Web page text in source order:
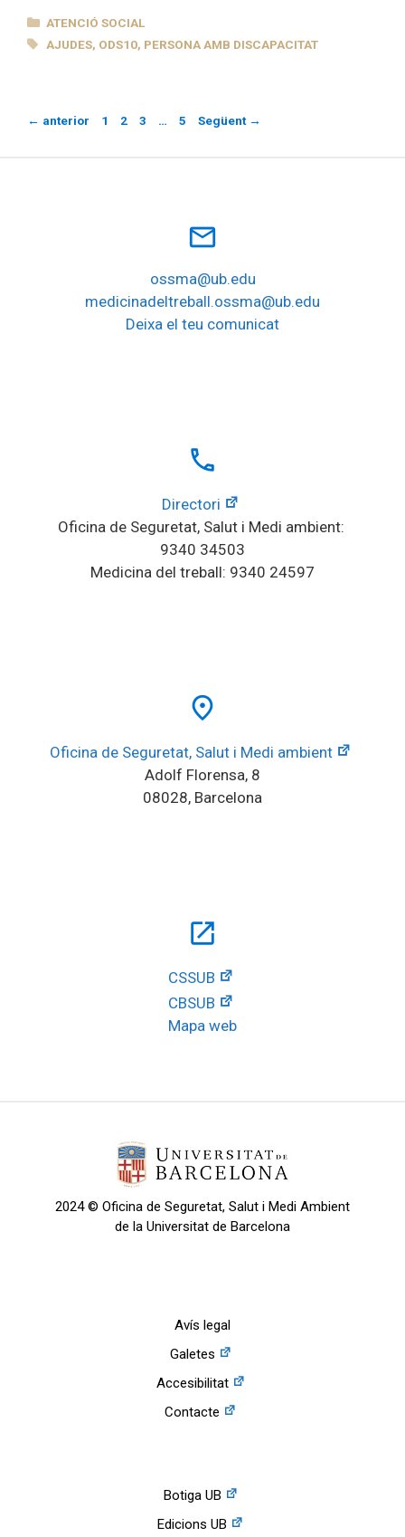
CATEGORIES
ATENCIÓ SOCIAL
ETIQUETES
AJUDES, ODS10, PERSONA AMB DISCAPACITAT
← anterior Pàgina
1 Pàgina
2 Pàgina
3 … Pàgina
5 Següent →
mail_outline
ossma@ub.edu
medicinadeltreball.ossma@ub.edu
Deixa el teu comunicat
local_phone
Directori
Oficina de Seguretat, Salut i Medi ambient:
9340 34503
Medicina del treball: 9340 24597
place
Oficina de Seguretat, Salut i Medi ambient
Adolf Florensa, 8
08028, Barcelona
open_in_new
CSSUB
CBSUB
Mapa web
2024 © Oficina de Seguretat, Salut i Medi Ambient
de la Universitat de Barcelona
Avís legal
Galetes
Accesibilitat
Contacte
Botiga UB
Edicions UB